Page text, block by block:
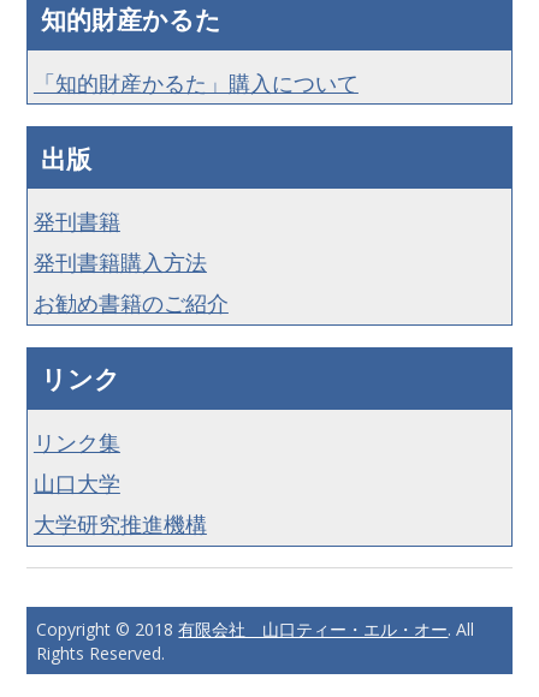
知的財産かるた
「知的財産かるた」購入について
出版
発刊書籍
発刊書籍購入方法
お勧め書籍のご紹介
リンク
リンク集
山口大学
大学研究推進機構
Copyright © 2018有限会社 山口ティー・エル・オー. All
Rights Reserved.